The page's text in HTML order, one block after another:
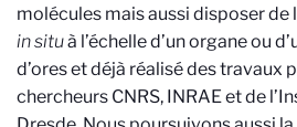
molécules mais aussi disposer
in situà l’échelle d’un organe ou
d’ores et déjà réalisé des travaux
chercheurs CNRS, INRAE et de